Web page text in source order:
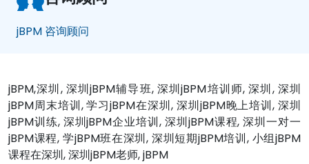
jBPM 咨询顾问
jBPM,深圳, 深圳jBPM辅导班, 深圳jBPM培训师, 深圳, 深圳
jBPM周末培训, 学习jBPM在深圳, 深圳jBPM晚上培训, 深圳
jBPM训练, 深圳jBPM企业培训, 深圳jBPM课程, 深圳一对一
jBPM课程, 学jBPM班在深圳, 深圳短期jBPM培训, 小组jBPM
课程在深圳, 深圳jBPM老师, jBPM